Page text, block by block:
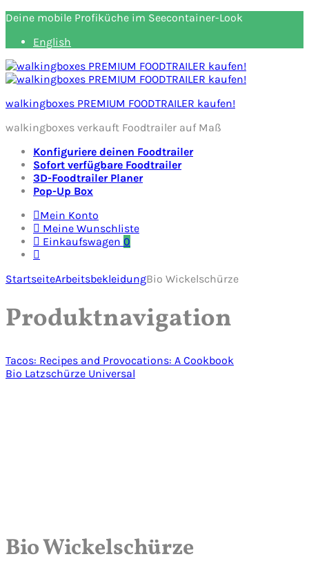
Deine mobile Profiküche im Seecontainer-Look
English
walkingboxes PREMIUM FOODTRAILER kaufen!
walkingboxes verkauft Foodtrailer auf Maß
Konfiguriere deinen Foodtrailer
Sofort verfügbare Foodtrailer
3D-Foodtrailer Planer
Pop-Up Box
Mein Konto
Meine Wunschliste
Einkaufswagen 0
StartseiteArbeitsbekleidungBio Wickelschürze
Produktnavigation
Tacos: Recipes and Provocations: A Cookbook
Bio Latzschürze Universal
Bio Wickelschürze